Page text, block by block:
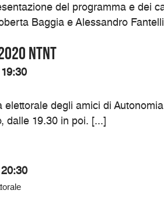
del programma e dei
Baggia e Alessandro
NTNT
degli amici di
dalle 19.30 in poi. [...]